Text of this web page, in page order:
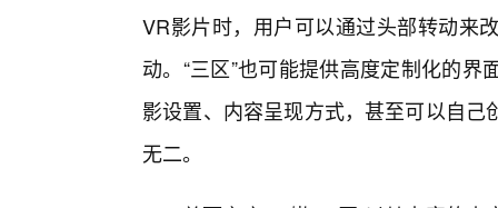
VR影片时，用户可以通过头部转动来
动。“三区”也可能提供高度定制化的
影设置、内容呈现方式，甚至可以自
无二。